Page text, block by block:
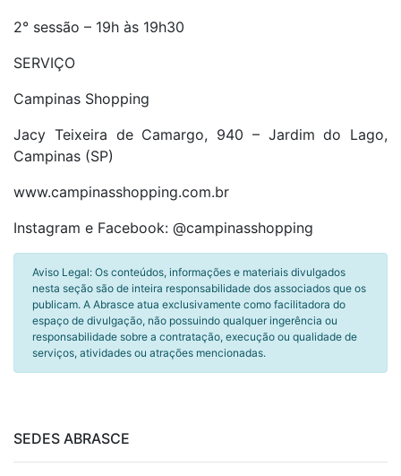
2° sessão – 19h às 19h30
SERVIÇO
Campinas Shopping
Jacy Teixeira de Camargo, 940 – Jardim do Lago,
Campinas (SP)
www.campinasshopping.com.br
Instagram e Facebook: @campinasshopping
Aviso Legal: Os conteúdos, informações e materiais divulgados
nesta seção são de inteira responsabilidade dos associados que os
publicam. A Abrasce atua exclusivamente como facilitadora do
espaço de divulgação, não possuindo qualquer ingerência ou
responsabilidade sobre a contratação, execução ou qualidade de
serviços, atividades ou atrações mencionadas.
SEDES ABRASCE